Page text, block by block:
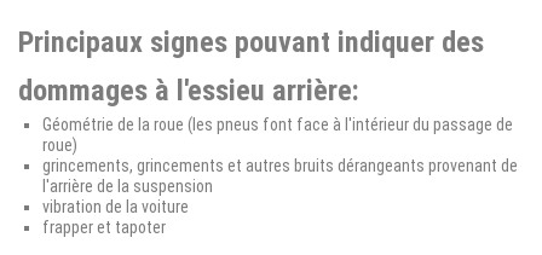
Principaux signes pouvant indiquer des
dommages à l'essieu arrière:
Géométrie de la roue (les pneus font face à l'intérieur du passage de
roue)
grincements, grincements et autres bruits dérangeants provenant de
l'arrière de la suspension
vibration de la voiture
frapper et tapoter